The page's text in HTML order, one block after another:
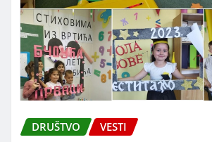
DRUŠTVO VESTI